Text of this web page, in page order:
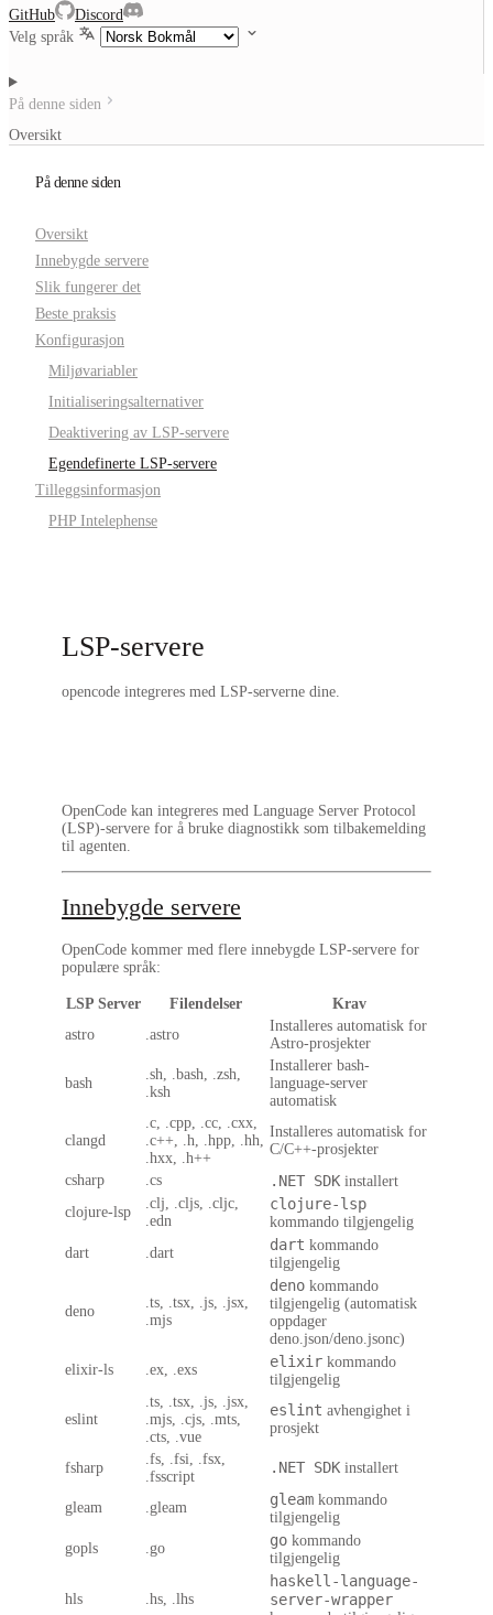
GitHub
Discord
Velg språk
På denne siden
Oversikt
På denne siden
Oversikt
Innebygde servere
Slik fungerer det
Beste praksis
Konfigurasjon
Miljøvariabler
Initialiseringsalternativer
Deaktivering av LSP-servere
Egendefinerte LSP-servere
Tilleggsinformasjon
PHP Intelephense
LSP-servere
opencode integreres med LSP-serverne dine.
OpenCode kan integreres med Language Server Protocol
(LSP)-servere for å bruke diagnostikk som tilbakemelding
til agenten.
Innebygde servere
OpenCode kommer med flere innebygde LSP-servere for
populære språk:
LSP Server Filendelser
Krav
astro
.astro
Installeres automatisk for
Astro-prosjekter
bash
.sh, .bash, .zsh,
.ksh
Installerer bash-
language-server
automatisk
clangd
.c, .cpp, .cc, .cxx,
.c++, .h, .hpp, .hh,
.hxx, .h++
Installeres automatisk for
C/C++-prosjekter
csharp
.cs .NET SDK installert
clojure-lsp
.clj, .cljs, .cljc,
.edn
clojure-lsp
kommando tilgjengelig
dart
.dart dart kommando
tilgjengelig
deno
.ts, .tsx, .js, .jsx,
.mjs
deno kommando
tilgjengelig (automatisk
oppdager
deno.json/deno.jsonc)
elixir-ls
.ex, .exs elixir kommando
tilgjengelig
eslint
.ts, .tsx, .js, .jsx,
.mjs, .cjs, .mts,
.cts, .vue
eslint avhengighet i
prosjekt
fsharp
.fs, .fsi, .fsx,
.fsscript
.NET SDK installert
gleam .gleam gleam kommando
tilgjengelig
gopls
.go go kommando
tilgjengelig
hls .hs, .lhs
haskell-language-
server-wrapper